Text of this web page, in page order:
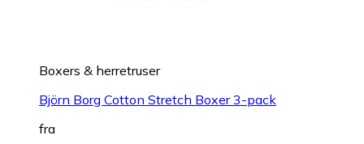
Boxers & herretruser
Björn Borg Cotton Stretch Boxer 3-pack
fra